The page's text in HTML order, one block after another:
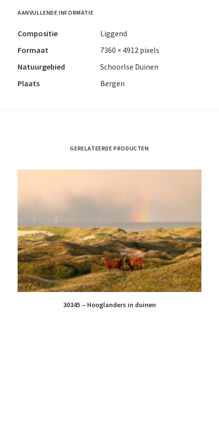
AANVULLENDE INFORMATIE
Compositie
Liggend
Formaat
7360 × 4912 pixels
Natuurgebied
Schoorlse Duinen
Plaats
Bergen
GERELATEERDE PRODUCTEN
30345 – Hooglanders in duinen